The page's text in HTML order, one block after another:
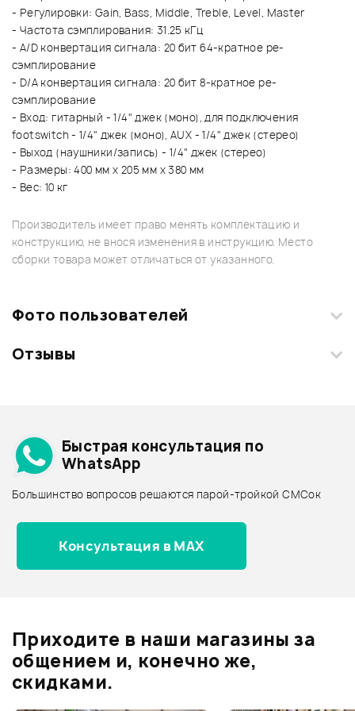
- Регулировки: Gain, Bass, Middle, Treble, Level, Master
- Частота сэмплирования: 31.25 кГц
- A/D конвертация сигнала: 20 бит 64-кратное ре-
сэмплирование
- D/A конвертация сигнала: 20 бит 8-кратное ре-
сэмплирование
- Вход: гитарный - 1/4" джек (моно), для подключения
footswitch - 1/4" джек (моно), AUX - 1/4" джек (стерео)
- Выход (наушники/запись) - 1/4" джек (стерео)
- Размеры: 400 мм x 205 мм x 380 мм
- Bec: 10 кг
Производитель имеет право менять комплектацию и
конструкцию, не внося изменения в инструкцию. Место
сборки товара может отличаться от указанного.
Фото пользователей
Загрузите свои фотографии купленного товара и получите
Отзывы
0.0
Архив товаров - дешевле
Архив товаров - дороже
Все товары ZOOM
Архив товаров - новинки
Быстрая консультация по
WhatsApp
Большинство вопросов решаются парой-тройкой СМСок
Консультация в MAX
Приходите в наши магазины за
общением и, конечно же,
скидками.